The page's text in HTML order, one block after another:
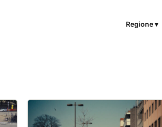
Regione ▾